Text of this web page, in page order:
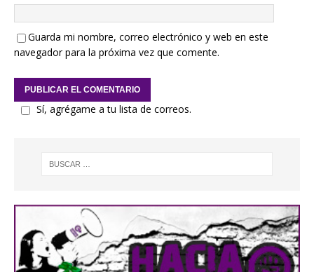
Guarda mi nombre, correo electrónico y web en este
navegador para la próxima vez que comente.
Sí, agrégame a tu lista de correos.